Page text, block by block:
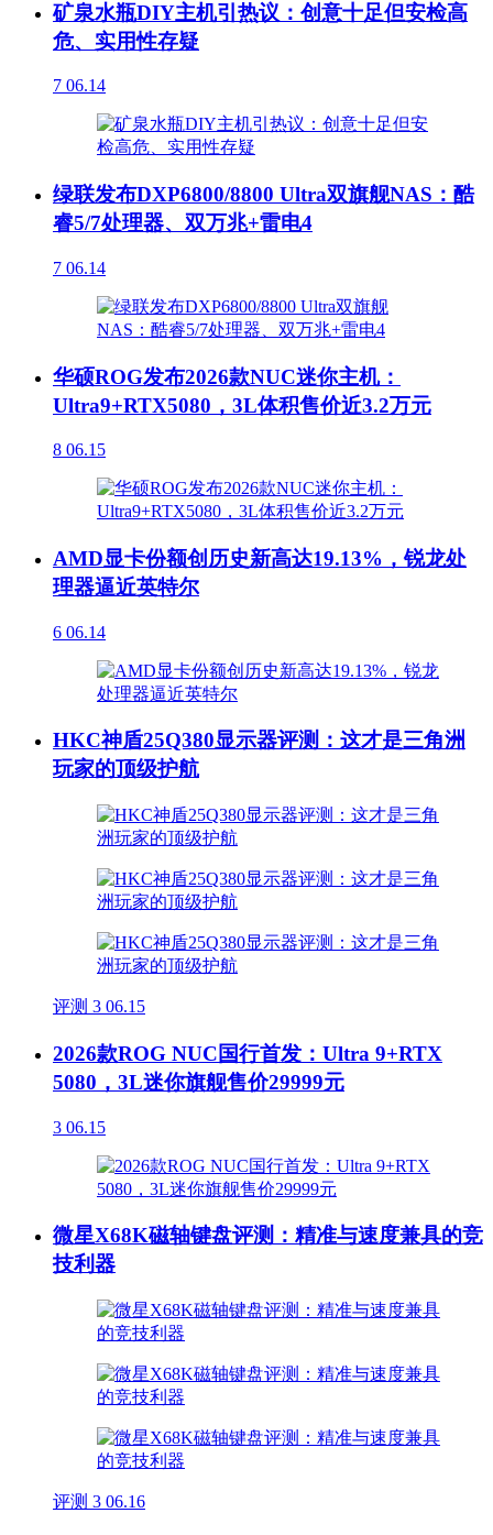
矿泉水瓶DIY主机引热议：创意十足但安检高
危、实用性存疑
7 06.14
绿联发布DXP6800/8800 Ultra双旗舰NAS：酷
睿5/7处理器、双万兆+雷电4
7 06.14
华硕ROG发布2026款NUC迷你主机：
Ultra9+RTX5080，3L体积售价近3.2万元
8 06.15
AMD显卡份额创历史新高达19.13%，锐龙处
理器逼近英特尔
6 06.14
HKC神盾25Q380显示器评测：这才是三角洲
玩家的顶级护航
评测 3 06.15
2026款ROG NUC国行首发：Ultra 9+RTX
5080，3L迷你旗舰售价29999元
3 06.15
微星X68K磁轴键盘评测：精准与速度兼具的竞
技利器
评测 3 06.16